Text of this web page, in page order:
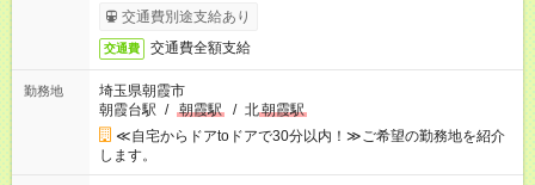
交通費別途支給あり
交通費 交通費全額支給
勤務地
埼玉県朝霞市
朝霞台駅 / 朝霞駅 / 北朝霞駅
≪自宅からドアtoドアで30分以内！≫ご希望の勤務地を紹介
します。